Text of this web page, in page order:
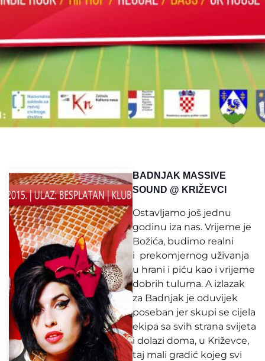
BADNJAK MASSIVE
SOUND @ KRIŽEVCI
Ostavljamo još jednu
godinu iza nas. Vrijeme je
Božića, budimo realni
i prekomjernog uživanja
u hrani i piću kao i vrijeme
dobrih tuluma. A izlazak
za Badnjak je oduvijek
poseban jer skupi se cijela
ekipa sa svih strana svijeta
i dolazi doma, u Križevce,
taj mali gradić kojeg svi